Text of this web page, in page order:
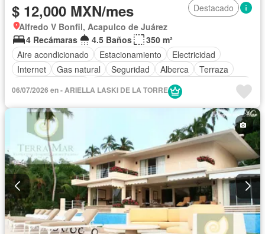
$ 12,000 MXN/mes
Destacado
Alfredo V Bonfil, Acapulco de Juárez
4 Recámaras
4.5 Baños
350 m²
Aire acondicionado
Estacionamiento
Electricidad
Internet
Gas natural Seguridad Alberca
Terraza
Acceso para personas con discapacidad
Cocina integral
Cisterna
Jardín
Cocina equipada
Sala polivalente
Jacuzzi
Agua
Cancha de tenis
Vista panorámica
Recámara con closet
Caseta de vigilancia
Wifi Sauna
Permite niños
Completamente amueblado
06/07/2026 en - ARIELLA LASKI DE LA TORRE